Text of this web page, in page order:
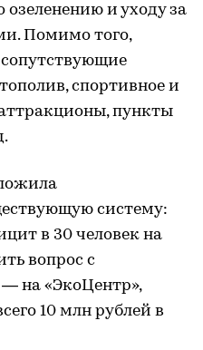
и уходу за
Помимо того,
спортивное и
пункты
систему:
в 30 человек на
вопрос с
на «ЭкоЦентр»,
10 млн рублей в